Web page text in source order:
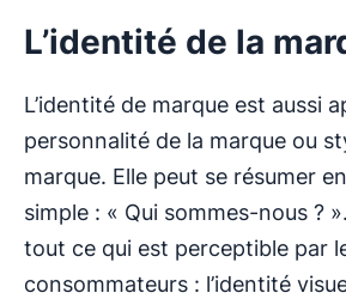
L’identité de la
L’identité de marque est aussi
personnalité de la marque ou
marque. Elle peut se résumer
simple : « Qui sommes-nous ?
tout ce qui est perceptible par
consommateurs : l’identité